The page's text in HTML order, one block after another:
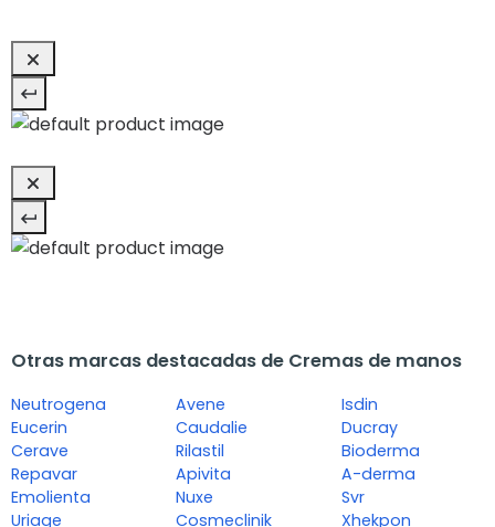
Otras marcas destacadas de Cremas de manos
Neutrogena
Eucerin
Cerave
Repavar
Emolienta
Uriage
Avene
Caudalie
Rilastil
Apivita
Nuxe
Cosmeclinik
Isdin
Ducray
Bioderma
A-derma
Svr
Xhekpon